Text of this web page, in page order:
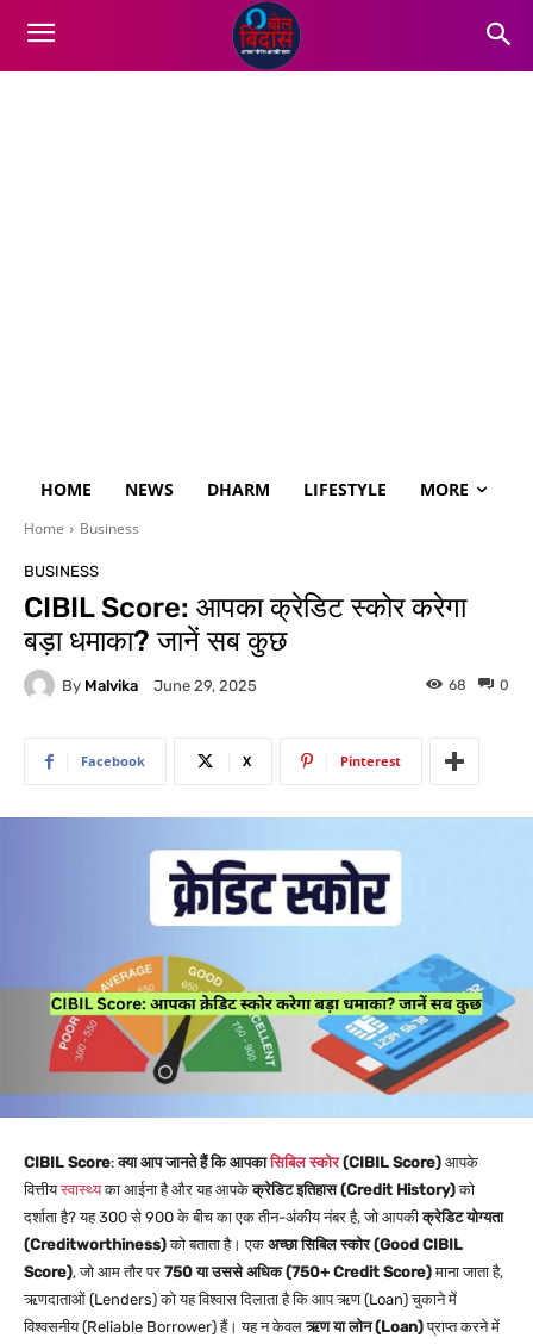
HOME NEWS DHARM LIFESTYLE MORE
Home Business
BUSINESS
CIBIL Score: आपका क्रेडिट स्कोर करेगा
बड़ा धमाका? जानें सब कुछ
By Malvika June 29, 2025 0
68
Facebook X Pinterest
CIBIL Score:क्या आप जानते हैं कि आपकासिबिल स्कोर(CIBIL Score) आपके
वित्तीयस्वास्थ्यका आईना है और यह आपकेक्रेडिट इतिहास (Credit History)को
दर्शाता है? यह 300 से 900 के बीच का एक तीन-अंकीय नंबर है, जो आपकीक्रेडिट योग्यता
(Creditworthiness)को बताता है। एक अच्छा सिबिल स्कोर (Good CIBIL
Score), जो आम तौर पर 750 या उससे अधिक (750+ Credit Score)माना जाता है,
ऋणदाताओं (Lenders) को यह विश्वास दिलाता है कि आप ऋण (Loan) चुकाने में
विश्वसनीय (Reliable Borrower) हैं। यह न केवलऋण या लोन (Loan)प्राप्त करने में